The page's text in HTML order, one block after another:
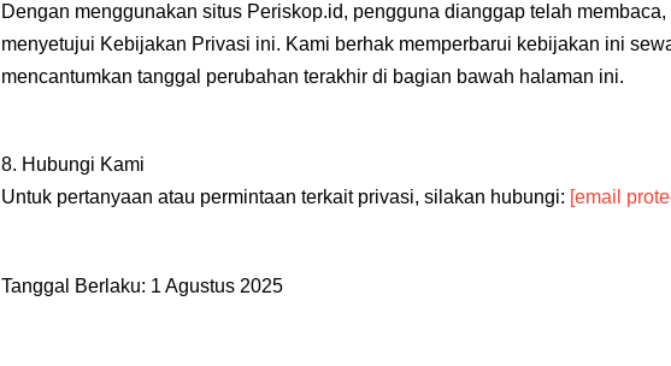
Dengan menggunakan situs Periskop.id, pengguna dianggap telah membaca,
menyetujui Kebijakan Privasi ini. Kami berhak memperbarui kebijakan ini
mencantumkan tanggal perubahan terakhir di bagian bawah halaman ini.
8. Hubungi Kami
Untuk pertanyaan atau permintaan terkait privasi, silakan hubungi: [email
Tanggal Berlaku: 1 Agustus 2025